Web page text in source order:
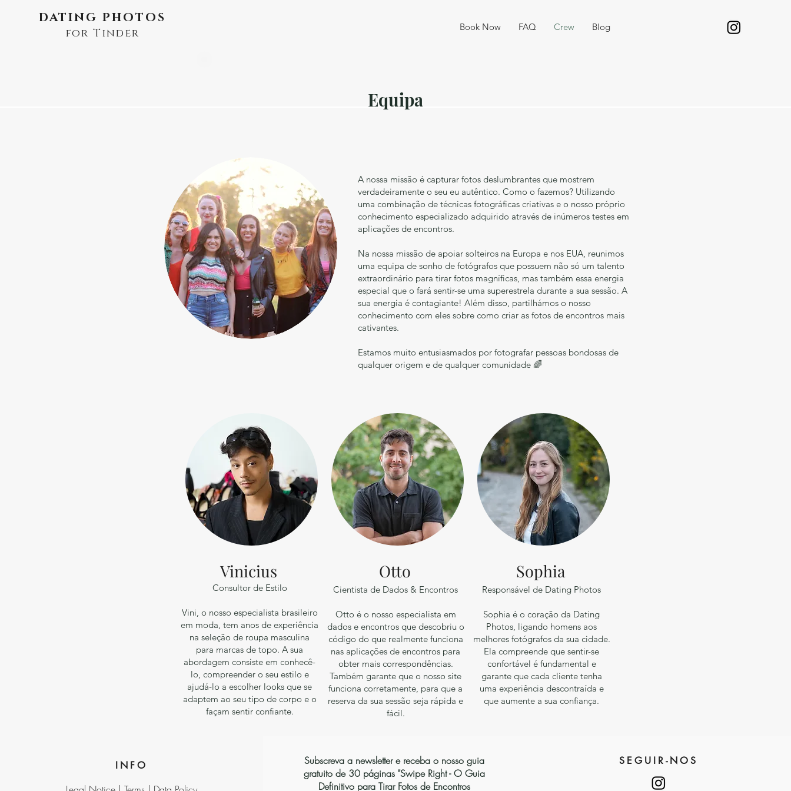
DATING PHOTOS
for Tinder Book Now FAQ Crew Blog
A nossa missão é capturar fotos deslumbrantes que mostrem
verdadeiramente o seu eu autêntico. Como o fazemos? Utilizando
uma combinação de técnicas fotográficas criativas e o nosso próprio
conhecimento especializado adquirido através de inúmeros testes em
aplicações de encontros.
Na nossa missão de apoiar solteiros na Europa e nos EUA, reunimos
uma equipa de sonho de fotógrafos que possuem não só um talento
extraordinário para tirar fotos magníficas, mas também essa energia
especial que o fará sentir-se uma superestrela durante a sua sessão. A
sua energia é contagiante! Além disso, partilhámos o nosso
conhecimento com eles sobre como criar as fotos de encontros mais
cativantes.
Estamos muito entusiasmados por fotografar pessoas bondosas de
qualquer origem e de qualquer comunidade 🌈
Vinicius
Consultor de Estilo​
Vini, o nosso especialista brasileiro
em moda, tem anos de experiência
na seleção de roupa masculina
para marcas de topo. A sua
abordagem consiste em conhecê-
lo, compreender o seu estilo e
ajudá-lo a escolher looks que se
adaptem ao seu tipo de corpo e o
façam sentir confiante.
Otto
Cientista de Dados & Encontros
Otto é o nosso especialista em
dados e encontros que descobriu o
código do que realmente funciona
nas aplicações de encontros para
obter mais correspondências.
Também garante que o nosso site
funciona corretamente, para que a
reserva da sua sessão seja rápida e
fácil.
Sophia
Responsável de Dating Photos
Sophia é o coração da Dating
Photos, ligando homens aos
melhores fotógrafos da sua cidade.
Ela compreende que sentir-se
confortável é fundamental e
garante que cada cliente tenha
uma experiência descontraída e
que aumente a sua confiança.
Equipa
INFO
Subscreva a newsletter e receba o nosso guia
gratuito de 30 páginas "Swipe Right - O Guia
Definitivo para Tirar Fotos de Encontros
SEGUIR-NOS